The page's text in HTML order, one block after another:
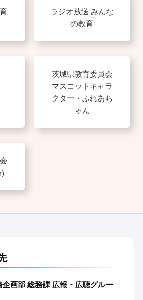
ラジオ放送 みんな
の教育
茨城県教育委員会
マスコットキャラ
クター・ふれあち
ゃん
画部 総務課 広報・広聴グルー